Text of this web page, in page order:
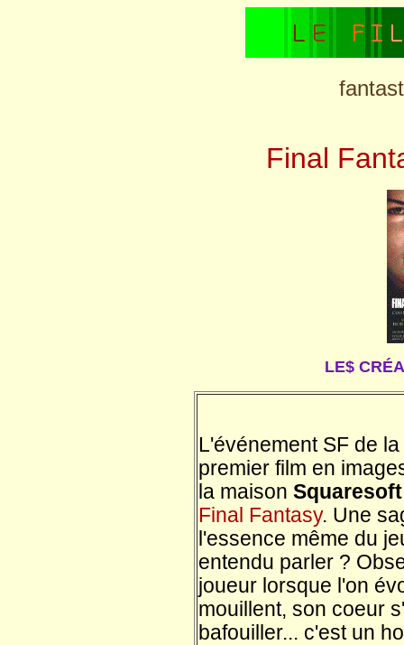
Final
LE$
L'événement SF de
premier film en
la maison Squaresoft
Final Fantasy. Une
l'essence même du
entendu parler ?
joueur lorsque l'on
mouillent, son coeur
bafouiller... c'est un